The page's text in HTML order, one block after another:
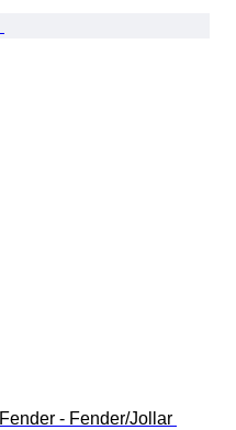
Fender - Fender/Jollar